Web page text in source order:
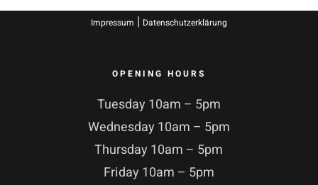
Impressum | Datenschutzerklärung
OPENING HOURS
Tuesday 10am – 5pm
Wednesday 10am – 5pm
Thursday 10am – 5pm
Friday 10am – 5pm